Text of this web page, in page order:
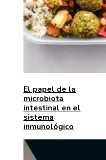
El papel de la
microbiota
intestinal en el
sistema
inmunológico